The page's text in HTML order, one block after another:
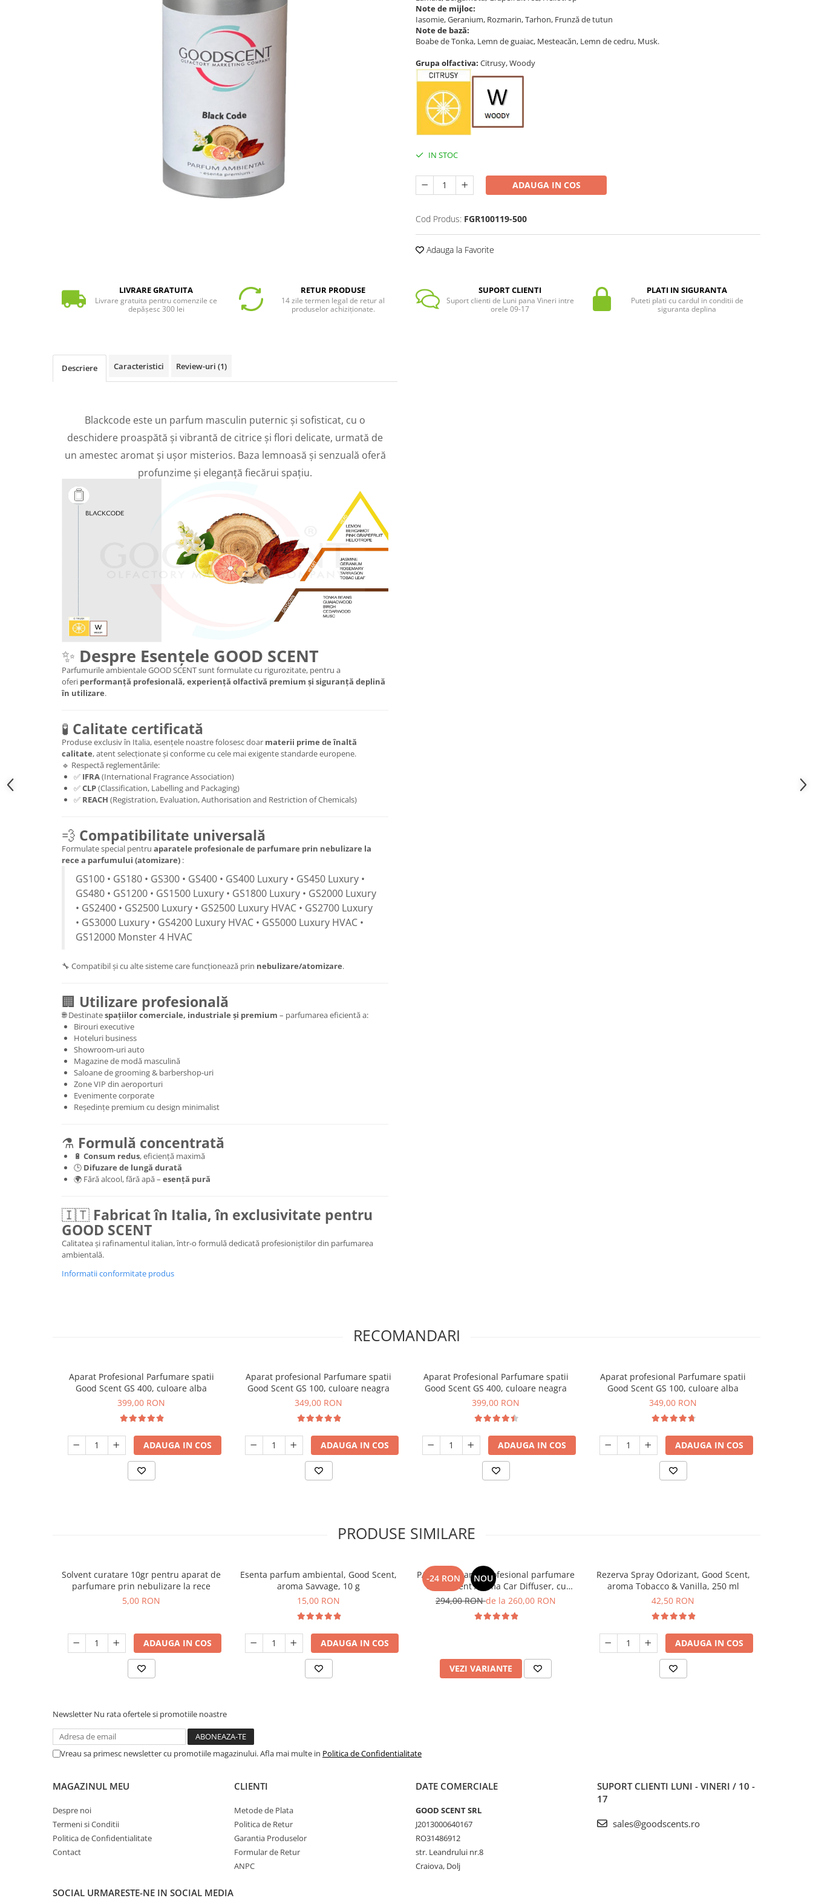
Note de mijloc:
Iasomie, Geranium, Rozmarin, Tarhon, Frunză de tutun
Note de bază:
Boabe de Tonka, Lemn de guaiac, Mesteacăn, Lemn de cedru, Musk.
Grupa olfactiva: Citrusy, Woody
IN STOC
ADAUGA IN COS
Cod Produs: FGR100119-500
Adauga la Favorite
LIVRARE GRATUITA
Livrare gratuita pentru comenzile ce
depășesc 300 lei
RETUR PRODUSE
14 zile termen legal de retur al
produselor achiziționate.
SUPORT CLIENTI
Suport clienti de Luni pana Vineri intre
orele 09-17
PLATI IN SIGURANTA
Puteti plati cu cardul in conditii de
siguranta deplina
Descriere Caracteristici Review-uri (1)
Blackcode este un parfum masculin puternic și sofisticat, cu o
deschidere proaspătă și vibrantă de citrice și flori delicate, urmată de
un amestec aromat și ușor misterios. Baza lemnoasă și senzuală oferă
profunzime și eleganță fiecărui spațiu.
✨ Despre Esențele GOOD SCENT
Parfumurile ambientale GOOD SCENT sunt formulate cu rigurozitate, pentru a
oferi performanță profesională, experiență olfactivă premium și siguranță deplină
în utilizare.
🧪 Calitate certificată
Produse exclusiv în Italia, esențele noastre folosesc doar materii prime de înaltă
calitate, atent selecționate și conforme cu cele mai exigente standarde europene.
🔹 Respectă reglementările:
✅ IFRA(International Fragrance Association)
✅CLP(Classification, Labelling and Packaging)
✅ REACH (Registration, Evaluation, Authorisation and Restriction of Chemicals)
💨 Compatibilitate universală
Formulate special pentru aparatele profesionale de parfumare prin nebulizare la
rece a parfumului (atomizare) :
GS100 • GS180 • GS300 • GS400 • GS400 Luxury • GS450 Luxury •
GS480 • GS1200 • GS1500 Luxury • GS1800 Luxury • GS2000 Luxury
• GS2400 • GS2500 Luxury • GS2500 Luxury HVAC • GS2700 Luxury
• GS3000 Luxury • GS4200 Luxury HVAC • GS5000 Luxury HVAC •
GS12000 Monster 4 HVAC
🔧 Compatibil și cu alte sisteme care funcționează prin nebulizare/atomizare.
🏢 Utilizare profesională
🌐 Destinatespațiilor comerciale, industriale și premium – parfumarea eficientă a:
Birouri executive
Hoteluri business
Showroom-uri auto
Magazine de modă masculină
Saloane de grooming & barbershop-uri
Zone VIP din aeroporturi
Evenimente corporate
Reședințe premium cu design minimalist
⚗️ Formulă concentrată
🔋 Consum redus, eficiență maximă
🕒 Difuzare de lungă durată
🌍 Fără alcool, fără apă – esență pură
🇮🇹 Fabricat în Italia, în exclusivitate pentru
GOOD SCENT
Calitatea și rafinamentul italian, într-o formulă dedicată profesioniștilor din parfumarea
ambientală.
Informatii conformitate produs
RECOMANDARI
Aparat Profesional Parfumare spatii
Good Scent GS 400, culoare alba
399,00 RON
ADAUGA IN COS
Aparat profesional Parfumare spatii
Good Scent GS 100, culoare neagra
349,00 RON
ADAUGA IN COS
Aparat Profesional Parfumare spatii
Good Scent GS 400, culoare neagra
399,00 RON
ADAUGA IN COS
Aparat profesional Parfumare spatii
Good Scent GS 100, culoare alba
349,00 RON
ADAUGA IN COS
PRODUSE SIMILARE
Solvent curatare 10gr pentru aparat de
parfumare prin nebulizare la rece
5,00 RON
ADAUGA IN COS
Esenta parfum ambiental, Good Scent,
aroma Savvage, 10 g
15,00 RON
ADAUGA IN COS
-24 RON NOU
PACHET: Aparat profesional parfumare
Good Scent Aroma Car Diffuser, cu
baterie interna, negru si 5 rezerve
294,00 RONde la 260,00 RON
VEZI VARIANTE
Rezerva Spray Odorizant, Good Scent,
aroma Tobacco & Vanilla, 250 ml
42,50 RON
ADAUGA IN COS
Newsletter Nu rata ofertele si promotiile noastre
Vreau sa primesc newsletter cu promotiile magazinului. Afla mai multe in Politica de Confidentialitate
MAGAZINUL MEU
Despre noi
Termeni si Conditii
Politica de Confidentialitate
Contact
CLIENTI
Metode de Plata
Politica de Retur
Garantia Produselor
Formular de Retur
ANPC
DATE COMERCIALE
GOOD SCENT SRL
J2013000640167
RO31486912
str. Leandrului nr.8
Craiova, Dolj
SUPORT CLIENTI LUNI - VINERI / 10 -
17
sales@goodscents.ro
SOCIAL URMARESTE-NE IN SOCIAL MEDIA